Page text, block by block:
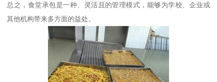
总之，食堂承包是一种、灵活且的管理模式，能够为学校、企业或
其他机构带来多方面的益处。